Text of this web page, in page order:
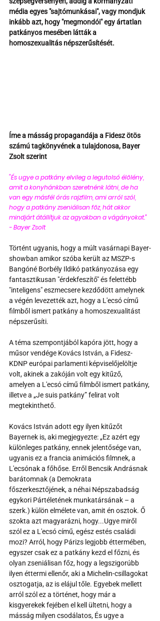
média egyes "sajtómunkásai", vagy mondjuk
inkább azt, hogy "megmondói" egy ártatlan
patkányos mesében látták a
homoszexualitás népszerűsítését.
Íme a másság propagandája a Fidesz ötös
számú tagkönyvének a tulajdonosa, Bayer
Zsolt szerint
"És ugye a patkány elvileg a legutolsó élőlény,
amit a konyhánkban szeretnénk látni, de ha
van egy másfél órás rajzfilm, ami arról szól,
hogy a patkány zseniálisan főz, hát akkor
mindjárt átállítjuk az agyakban a vágányokat.”
- Bayer Zsolt
Történt ugyanis, hogy a múlt vasárnapi Bayer-
showban amikor szóba került az MSZP-s
Bangóné Borbély Ildikó patkányozása egy
fantasztikusan "érdekfeszítő" és felettébb
"inteligens" eszmecsere kezdődött amelynek
a végén levezették azt, hogy a L'ecsó című
filmből ismert patkány a homoszexualitást
népszerűsíti.
A téma szempontjából kapóra jött, hogy a
műsor vendége Kovács István, a Fidesz-
KDNP európai parlamenti képviselőjelöltje
volt, akinek a zakóján volt egy kitűző,
amelyen a L'ecsó című filmből ismert patkány,
illetve a „Je suis patkány” felirat volt
megtekinthető.
Kovács István adott egy ilyen kitűzőt
Bayernek is, aki megjegyezte: „Ez azért egy
különleges patkány, ennek jelentősége van,
ugyanis ez a francia animációs filmnek, a
L'ecsónak a főhőse. Erről Bencsik Andrásnak
barátomnak (a Demokrata
főszerkesztőjének, a néhai Népszabadság
egykori Pártéletének munkatársának – a
szerk.) külön elmélete van, amit én osztok. Ő
szokta azt magyarázni, hogy...Ugye miről
szól ez a L'ecsó című, egész estés családi
mozi? Arról, hogy Párizs legjobb éttermében,
egyszer csak ez a patkány kezd el főzni, és
olyan zseniálisan főz, hogy a legszigorúbb
ilyen éttermi ellenőr, aki a Michelin-csillagokat
osztogatja, az is elájul tőle. Egyebek mellett
arról szól ez a történet, hogy már a
kisgyerekek fejében el kell ültetni, hogy a
másság milyen csodálatos, És ugye a